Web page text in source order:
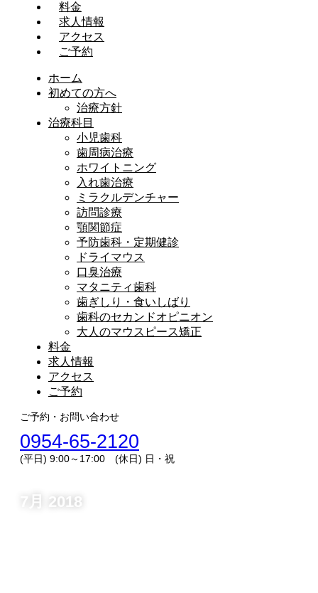
料金
求人情報
アクセス
ご予約
ホーム
初めての方へ
治療方針
治療科目
小児歯科
歯周病治療
ホワイトニング
入れ歯治療
ミラクルデンチャー
訪問診療
顎関節症
予防歯科・定期健診
ドライマウス
口臭治療
マタニティ歯科
歯ぎしり・食いしばり
歯科のセカンドオピニオン
大人のマウスピース矯正
料金
求人情報
アクセス
ご予約
ご予約・お問い合わせ
0954-65-2120
(平日) 9:00～17:00 (休日) 日・祝
7月 2018